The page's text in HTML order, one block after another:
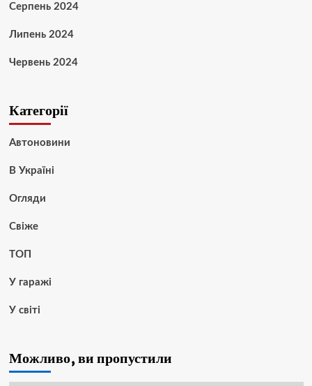
Серпень 2024
Липень 2024
Червень 2024
Категорії
Автоновини
В Україні
Огляди
Свіже
ТОП
У гаражі
У світі
Можливо, ви пропустили